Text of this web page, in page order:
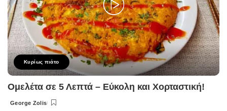
Κυρίως πιάτο
Ομελέτα σε 5 Λεπτά – Εύκολη και Χορταστική!
Posted
George Zolis